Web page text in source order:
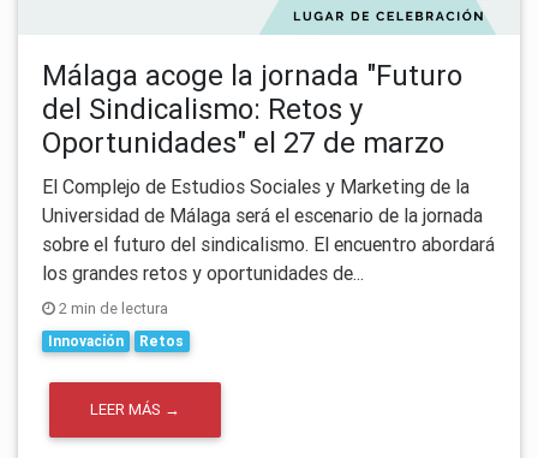
Málaga acoge la jornada "Futuro
del Sindicalismo: Retos y
Oportunidades" el 27 de marzo
El Complejo de Estudios Sociales y Marketing de la
Universidad de Málaga será el escenario de la jornada
sobre el futuro del sindicalismo. El encuentro abordará
los grandes retos y oportunidades de...
2 min de lectura
Innovación Retos
LEER MÁS →